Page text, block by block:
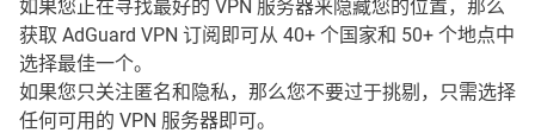
如果您正在寻找最好的 VPN 服务器来隐藏您的位置，那么
获取 AdGuard VPN 订阅即可从 40+ 个国家和 50+ 个地点中
选择最佳一个。
如果您只关注匿名和隐私，那么您不要过于挑剔，只需选择
任何可用的 VPN 服务器即可。